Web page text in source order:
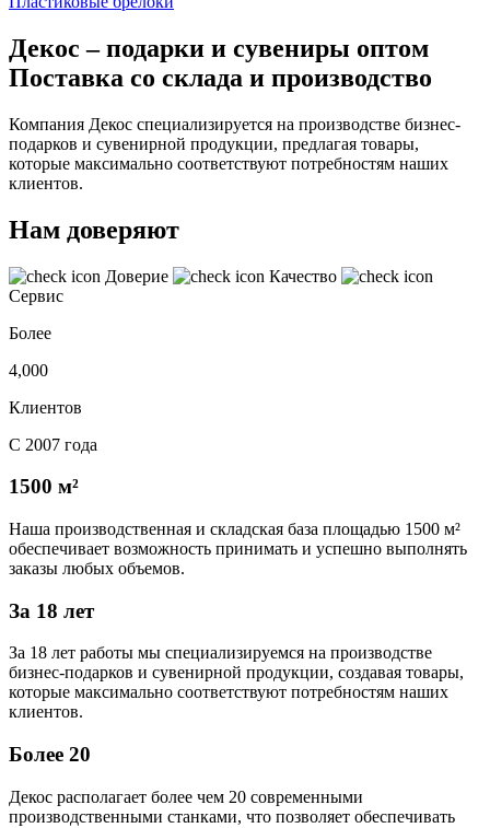
Декос – подарки и сувениры оптом
Поставка со склада и производство
Компания Декос специализируется на производстве бизнес-
подарков и сувенирной продукции, предлагая товары,
которые максимально соответствуют потребностям наших
клиентов.
Нам доверяют
Доверие
Качество
Сервис
Более
4,000
Клиентов
С 2007 года
1500 м²
Наша производственная и складская база площадью 1500 м²
обеспечивает возможность принимать и успешно выполнять
заказы любых объемов.
За 18 лет
За 18 лет работы мы специализируемся на производстве
бизнес-подарков и сувенирной продукции, создавая товары,
которые максимально соответствуют потребностям наших
клиентов.
Более 20
Декос располагает более чем 20 современными
производственными станками, что позволяет обеспечивать